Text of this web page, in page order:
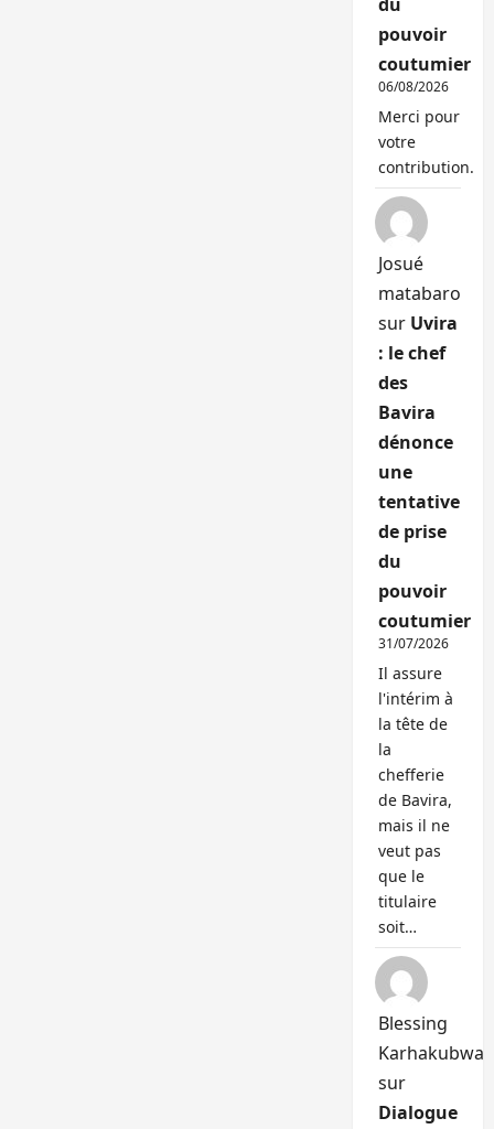
pouvoir
coutumier
06/08/2026
Merci pour
votre
contribution.
Josué
matabaro
sur Uvira
: le chef
des
Bavira
dénonce
une
tentative
de prise
du
pouvoir
coutumier
31/07/2026
Il assure
l'intérim à
la tête de
la
chefferie
de Bavira,
mais il ne
veut pas
que le
titulaire
soit…
Blessing
Karhakubwa
sur
Dialogue